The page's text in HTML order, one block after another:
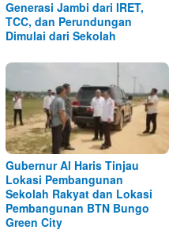
Generasi Jambi dari IRET,
TCC, dan Perundungan
Dimulai dari Sekolah
Gubernur Al Haris Tinjau
Lokasi Pembangunan
Sekolah Rakyat dan Lokasi
Pembangunan BTN Bungo
Green City